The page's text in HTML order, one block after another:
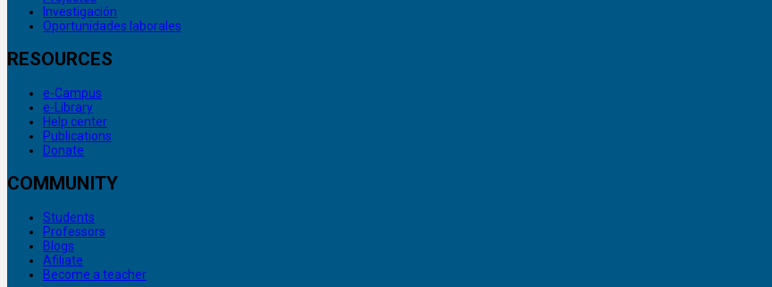
Investigación
Oportunidades laborales
RESOURCES
e-Campus
e-Library
Help center
Publications
Donate
COMMUNITY
Students
Professors
Blogs
Afiliate
Become a teacher